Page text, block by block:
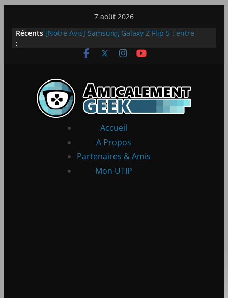
contenu
7 août 2026
Récents
:
[Notre Avis] Samsung Galaxy Z Flip 5 : entre
[PS5] New World Aeternum [Notre Avis]
Accueil
A Propos
Partenaires & Amis
Mon UTIP